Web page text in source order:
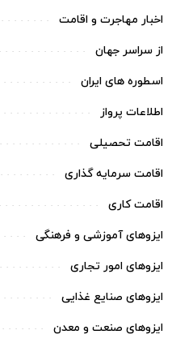
اخبار مهاجرت و اقامت
از سراسر جهان
اسطوره های ایران
اطلاعات پرواز
اقامت تحصیلی
اقامت سرمایه گذاری
اقامت کاری
ایزوهای آموزشی و فرهنگی
ایزوهای امور تجاری
ایزوهای صنایع غذایی
ایزوهای صنعت و معدن